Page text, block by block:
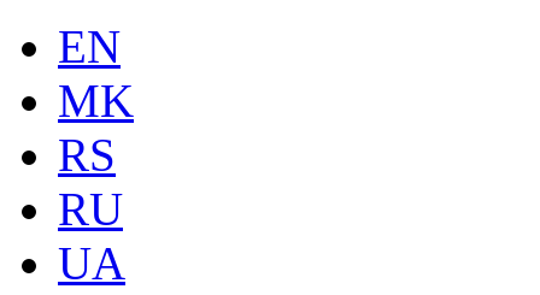
EN
MK
RS
RU
UA